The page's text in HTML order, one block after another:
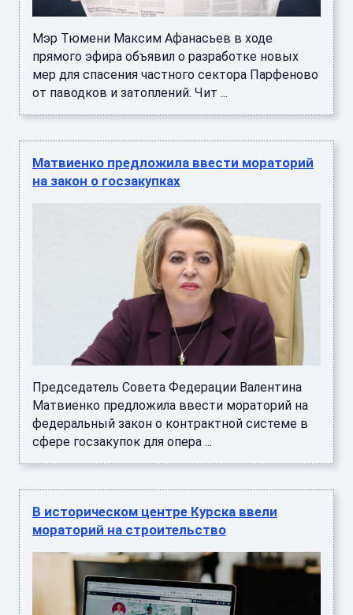
Мэр Тюмени Максим Афанасьев в ходе
прямого эфира объявил о разработке новых
мер для спасения частного сектора Парфеново
от паводков и затоплений. Чит ...
Матвиенко предложила ввести мораторий
на закон о госзакупках
Председатель Совета Федерации Валентина
Матвиенко предложила ввести мораторий на
федеральный закон о контрактной системе в
сфере госзакупок для опера ...
В историческом центре Курска ввели
мораторий на строительство